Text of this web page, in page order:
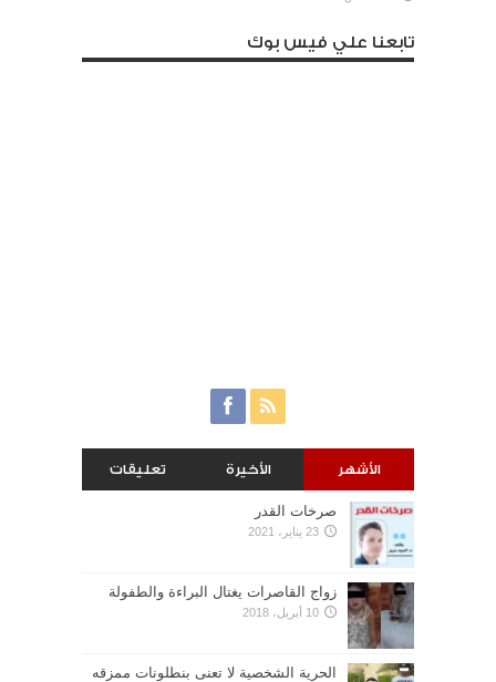
تابعنا علي فيس بوك
الأشهر الأخيرة تعليقات
صرخات القدر
23 يناير، 2021
زواج القاصرات يغتال البراءة والطفولة
10 أبريل، 2018
الحرية الشخصية لا تعنى بنطلونات ممزقه